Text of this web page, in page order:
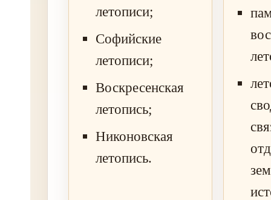
летописи;
Софийские
летописи;
Воскресенская
летопись;
Никоновская
летопись.